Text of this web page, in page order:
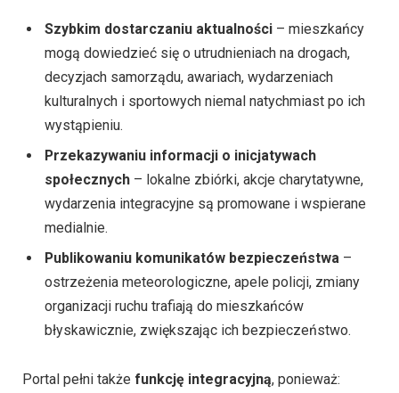
Szybkim dostarczaniu aktualności – mieszkańcy
mogą dowiedzieć się o utrudnieniach na drogach,
decyzjach samorządu, awariach, wydarzeniach
kulturalnych i sportowych niemal natychmiast po ich
wystąpieniu.
Przekazywaniu informacji o inicjatywach
społecznych – lokalne zbiórki, akcje charytatywne,
wydarzenia integracyjne są promowane i wspierane
medialnie.
Publikowaniu komunikatów bezpieczeństwa –
ostrzeżenia meteorologiczne, apele policji, zmiany
organizacji ruchu trafiają do mieszkańców
błyskawicznie, zwiększając ich bezpieczeństwo.
Portal pełni także funkcję integracyjną, ponieważ: